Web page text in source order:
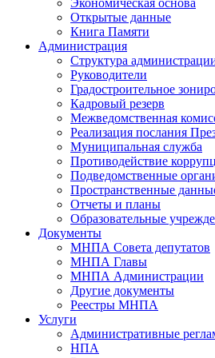
Экономическая основа
Открытые данные
Книга Памяти
Администрация
Структура
Руководители
Градостроительное
Кадровый резерв
Межведомственная
Реализация послания
Муниципальная служба
Противодействие
Подведомственные
Пространственные
Отчеты и планы
Образовательные
Документы
МНПА Совета депутатов
МНПА Главы
МНПА Администрации
Другие документы
Реестры МНПА
Услуги
Административные
НПА